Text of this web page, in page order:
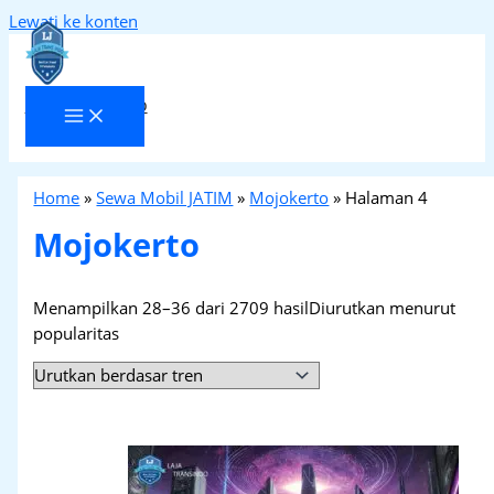
Lewati ke konten
Laja Transindo
Home »Sewa Mobil JATIM » Mojokerto » Halaman 4
Mojokerto
Menampilkan 28–36 dari 2709 hasilDiurutkan menurut
popularitas